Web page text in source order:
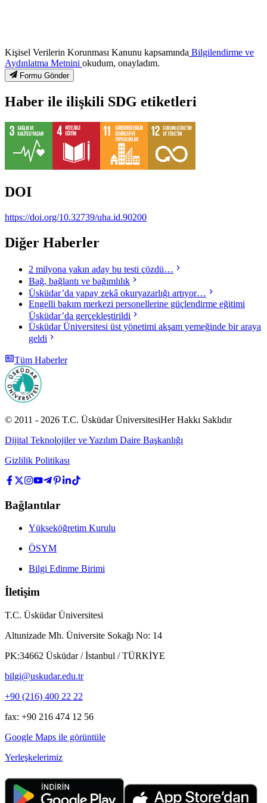
Kişisel Verilerin Korunması Kanunu kapsamında Bilgilendirme ve
Aydınlatma Metnini okudum, onayladım.
Formu Gönder
Haber ile ilişkili SDG etiketleri
DOI
https://doi.org/10.32739/uha.id.90200
Diğer Haberler
2 milyona yakın aday bu testi çözdü…
Bağ, bağlantı ve bağımlılık
Üsküdar’da yapay zekâ okuryazarlığı artıyor…
Engelli bakım merkezi personellerine güçlendirme eğitimi
Üsküdar’da gerçekleştirildi
Üsküdar Üniversitesi üst yönetimi akşam yemeğinde bir araya
geldi
Tüm Haberler
© 2011 - 2026 T.C. Üsküdar ÜniversitesiHer Hakkı Saklıdır
Dijital Teknolojiler ve Yazılım Daire Başkanlığı
Gizlilik Politikası
Bağlantılar
Yükseköğretim Kurulu
ÖSYM
Bilgi Edinme Birimi
İletişim
T.C. Üsküdar Üniversitesi
Altunizade Mh. Üniversite Sokağı No: 14
PK:34662 Üsküdar / İstanbul / TÜRKİYE
bilgi@uskudar.edu.tr
+90 (216) 400 22 22
fax: +90 216 474 12 56
Google Maps ile görüntüle
Yerleşkelerimiz